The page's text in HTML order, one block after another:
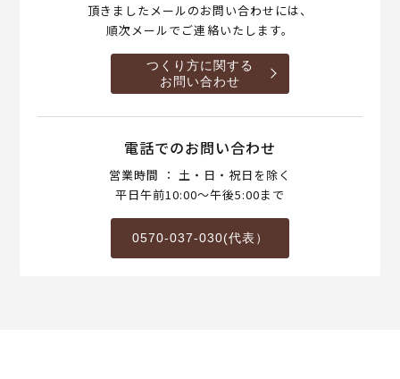
頂きましたメールのお問い合わせには、
順次メールでご連絡いたします。
つくり方に関する
お問い合わせ
電話でのお問い合わせ
営業時間 ： 土・日・祝日を除く
平日午前10:00～午後5:00まで
0570-037-030(代表）